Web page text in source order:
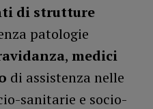
di strutture
patologie
, medici
di assistenza nelle
sanitarie e socio-